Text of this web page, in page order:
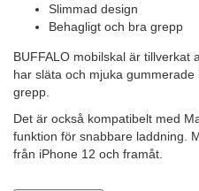
Slimmad design
Behagligt och bra grepp
BUFFALO mobilskal är tillverkat
har släta och mjuka
grepp.
Det är också kompatibelt med
funktion för snabbare laddning.
från iPhone 12 och framåt.